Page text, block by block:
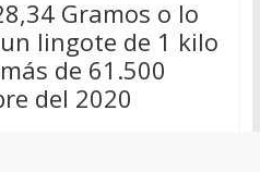
Gramos o lo
lingote de 1 kilo
de 61.500
del 2020